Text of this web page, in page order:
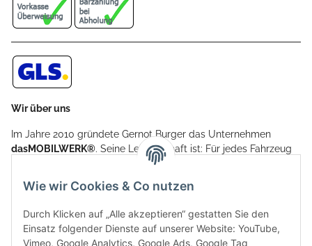
Wir über uns
Im Jahre 2010 gründete Gernot Burger das Unternehmen
dasMOBILWERK®. Seine Leidenschaft ist: Für jedes Fahrzeug
ein Car Cover anzubieten - passgenau und individuell.
Aufgrund der vielen positiven Kundenrückmeldungen kamen
weitere Produkte, wie Reifenschuhe, Hardtopständer hinzu.
Seine Reifenschoner werden in Deutschland produziert und
sind mit hochwertigen Techniken und Materialien gefertigt.
Wie wir Cookies & Co nutzen
Durch Klicken auf „Alle akzeptieren“ gestatten Sie den
Einsatz folgender Dienste auf unserer Website: YouTube,
Vimeo, Google Analytics, Google Ads, Google Tag